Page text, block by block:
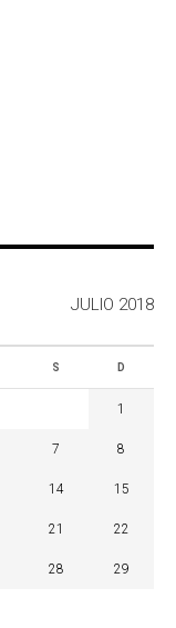
JULIO 2018
S D
1
7 8
14 15
21 22
28 29